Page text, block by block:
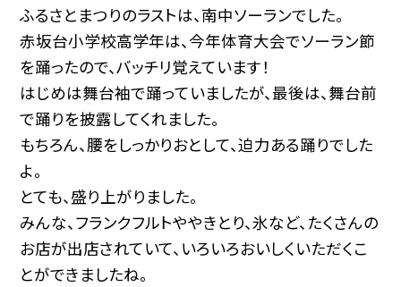
ふるさとまつりのラストは、南中ソーランでした。
赤坂台小学校高学年は、今年体育大会でソーラン節
を踊ったので、バッチリ覚えています！
はじめは舞台袖で踊っていましたが、最後は、舞台前
で踊りを披露してくれました。
もちろん、腰をしっかりおとして、迫力ある踊りでした
よ。
とても、盛り上がりました。
みんな、フランクフルトややきとり、氷など、たくさんの
お店が出店されていて、いろいろおいしくいただくこ
とができましたね。